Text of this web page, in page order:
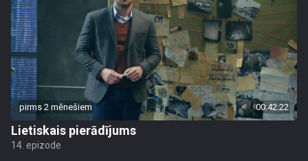
pirms 2 mēnešiem 00:42:22
Lietiskais pierādījums
14. epizode